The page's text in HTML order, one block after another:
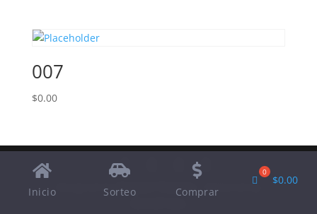
007
$0.00
Designed by Elegant Themes
| Powered by
Inicio Sorteo Comprar
$0.00